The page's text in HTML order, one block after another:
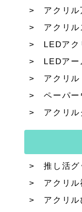
アクリ
アクリ
LEDアク
LEDアー
アクリル
ペーパー
アクリ
推し活グ
アクリル
アクリル